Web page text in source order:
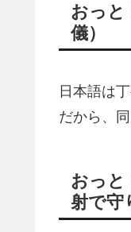
おっと
儀）
日本語は
だから、
おっと
射で守